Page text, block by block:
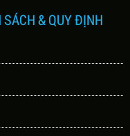
SÁCH & QUY ĐỊNH